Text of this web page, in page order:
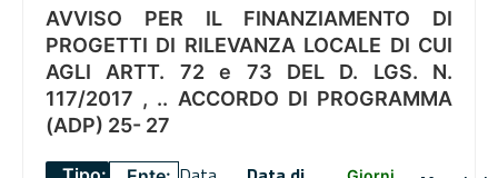
AVVISO PER IL FINANZIAMENTO DI
PROGETTI DI RILEVANZA LOCALE DI CUI
AGLI ARTT. 72 e 73 DEL D. LGS. N.
117/2017 , .. ACCORDO DI PROGRAMMA
(ADP) 25- 27